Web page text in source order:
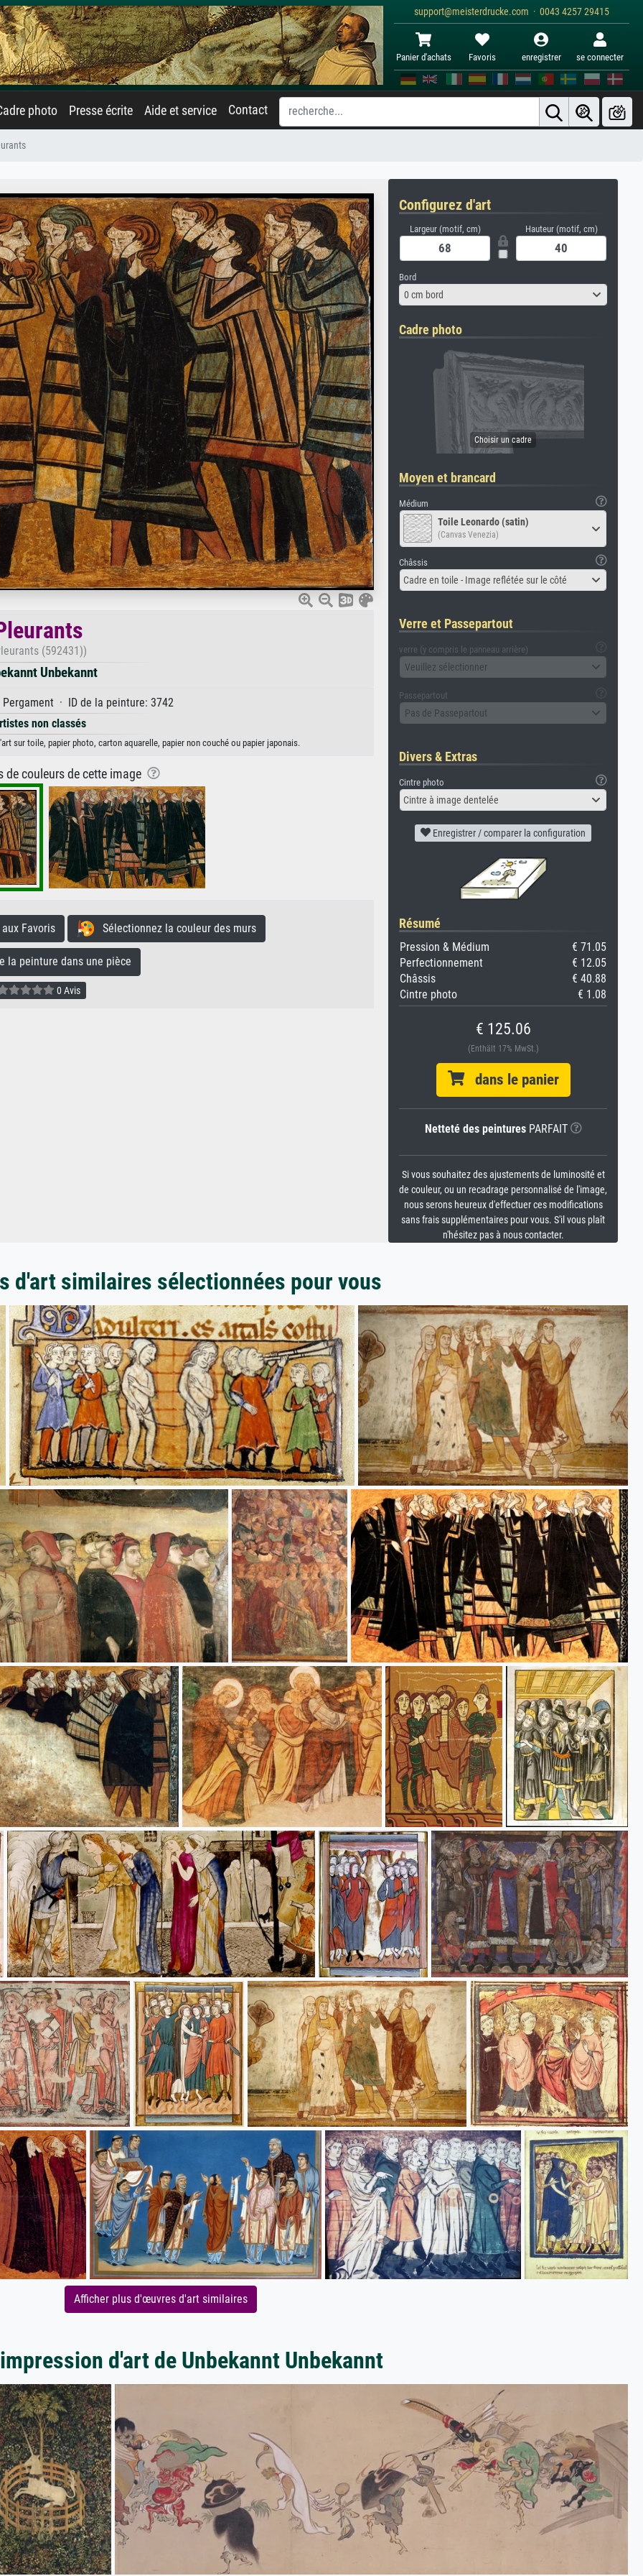
support@meisterdrucke.com · 0043 4257 29415
Panier d'achats Favoris enregistrer se connecter
photo Presse écrite Aide et service Contact
(592431))
Unbekannt
· ID de la peinture: 3742
non classés
sur toile, papier photo, carton aquarelle, papier non couché ou papier japonais.
de couleurs de cette image
Favoris Sélectionnez la couleur des murs
peinture dans une pièce
0 Avis
Configurez d'art
Largeur (motif, cm) Hauteur (motif, cm)
Bord
0 cm bord
Cadre photo
Moyen et brancard
Médium
Toile Leonardo (satin)
(Canvas Venezia)
Châssis
Cadre en toile - Image reflétée sur le côté
Verre et Passepartout
verre (y compris le panneau arrière)
Veuillez sélectionner
Passepartout
Pas de Passepartout
Divers & Extras
Cintre photo
Cintre à image dentelée
Enregistrer / comparer la configuration
Résumé
Pression & Médium
€ 71.05
Perfectionnement
€ 12.05
Châssis
€ 40.88
Cintre photo
€ 1.08
€ 125.06
(Enthält 17% MwSt.)
dans le panier
Netteté des peinturesPARFAIT
Si vous souhaitez des ajustements de luminosité et
de couleur, ou un recadrage personnalisé de l'image,
nous serons heureux d'effectuer ces modifications
sans frais supplémentaires pour vous. S'il vous plaît
n'hésitez pas à nous contacter.
d'art similaires sélectionnées pour vous
Afficher plus d'œuvres d'art similaires
d'art de Unbekannt Unbekannt